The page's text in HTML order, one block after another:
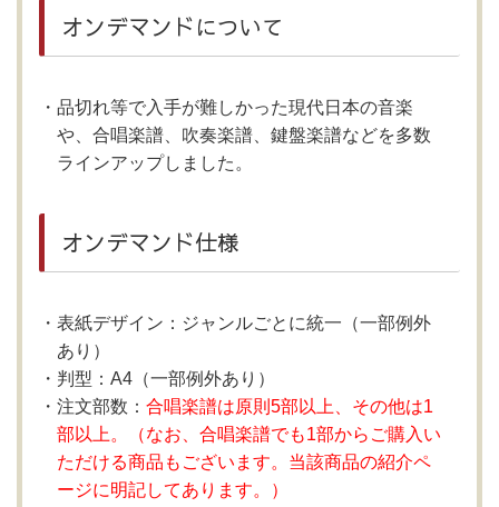
オンデマンドについて
品切れ等で入手が難しかった現代日本の音楽
や、合唱楽譜、吹奏楽譜、鍵盤楽譜などを多数
ラインアップしました。
オンデマンド仕様
表紙デザイン：ジャンルごとに統一（一部例外
あり）
判型：A4（一部例外あり）
注文部数： 合唱楽譜は原則5部以上、その他は1
部以上。（なお、合唱楽譜でも1部からご購入い
ただける商品もございます。当該商品の紹介ペ
ージに明記してあります。）